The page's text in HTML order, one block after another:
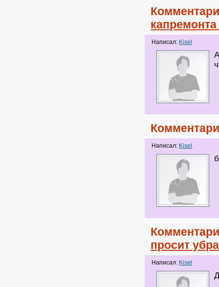
Написал: Kisel
Написал: Kisel
просит
Написал: Kisel